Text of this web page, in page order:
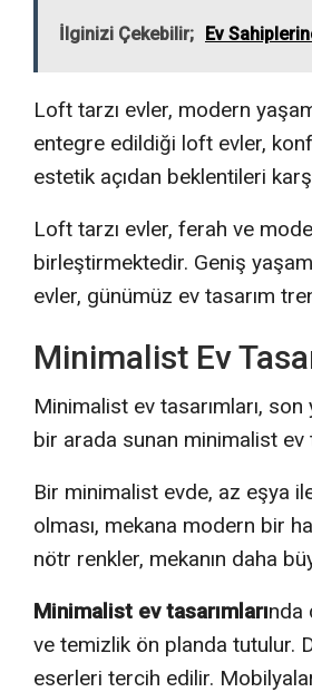
İlginizi Çekebilir; Ev
Loft tarzı evler, modern
entegre edildiği loft evler,
estetik açıdan beklentileri
Loft tarzı evler, ferah ve
birleştirmektedir. Geniş
evler, günümüz ev tasarım
Minimalist Ev
Minimalist ev tasarımları,
bir arada sunan minimalist ev
Bir minimalist evde, az eşya
olması, mekana modern bir
nötr renkler, mekanın daha
Minimalist ev tasarımlarında
ve temizlik ön planda tutulur.
eserleri tercih edilir.